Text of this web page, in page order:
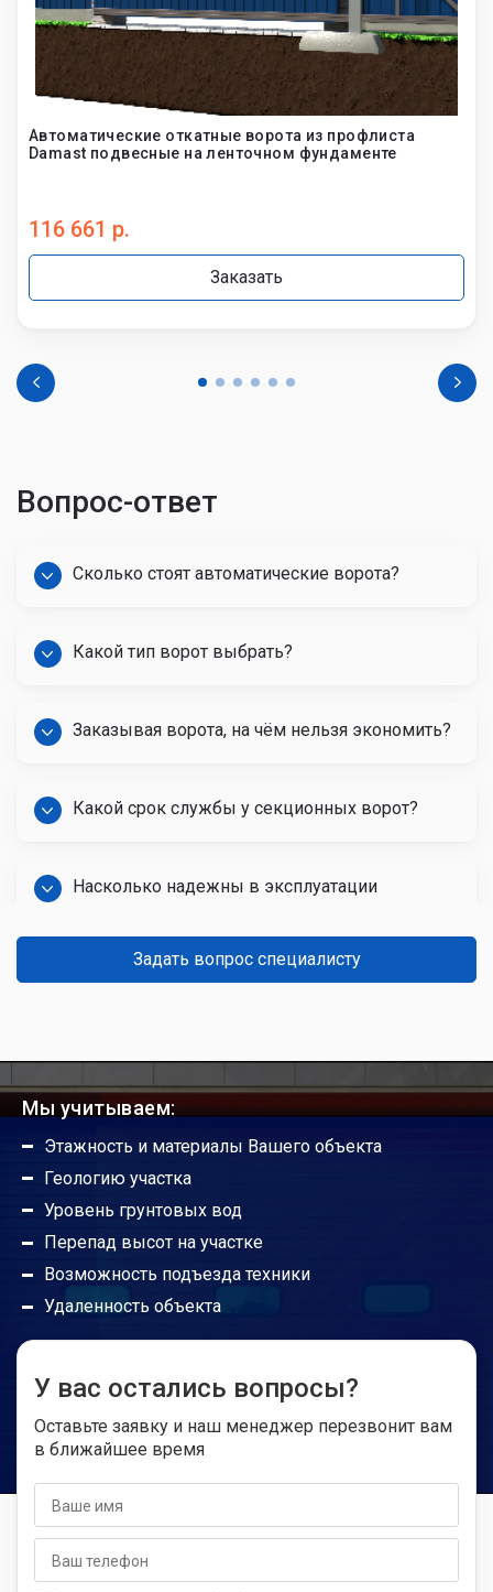
Автоматические откатные ворота из профлиста
Damast подвесные на ленточном фундаменте
116 661 р.
Заказать
Вопрос-ответ
Сколько стоят автоматические ворота?
Какой тип ворот выбрать?
Заказывая ворота, на чём нельзя экономить?
Какой срок службы у секционных ворот?
Насколько надежны в эксплуатации
Какой срок службы гаражных ворот?
Можно ли ручные ворота сделать
автоматическими?
Будут ли работать гаражные ворота без
автоматики?
Радиус действия пультов управления
Где можно установить откатные ворота?
автоматикой вручную?
Задать вопрос специалисту
Мы учитываем:
Этажность и материалы Вашего объекта
Геологию участка
Уровень грунтовых вод
Перепад высот на участке
Возможность подъезда техники
Удаленность объекта
У вас остались вопросы?
Оставьте заявку и наш менеджер перезвонит вам
в ближайшее время